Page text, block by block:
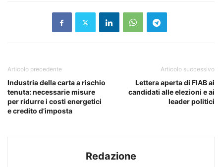
Articolo precedente
Industria della carta a rischio
tenuta: necessarie misure
per ridurre i costi energetici
e credito d’imposta
Articolo successivo
Lettera aperta di FIAB ai
candidati alle elezioni e ai
leader politici
Redazione